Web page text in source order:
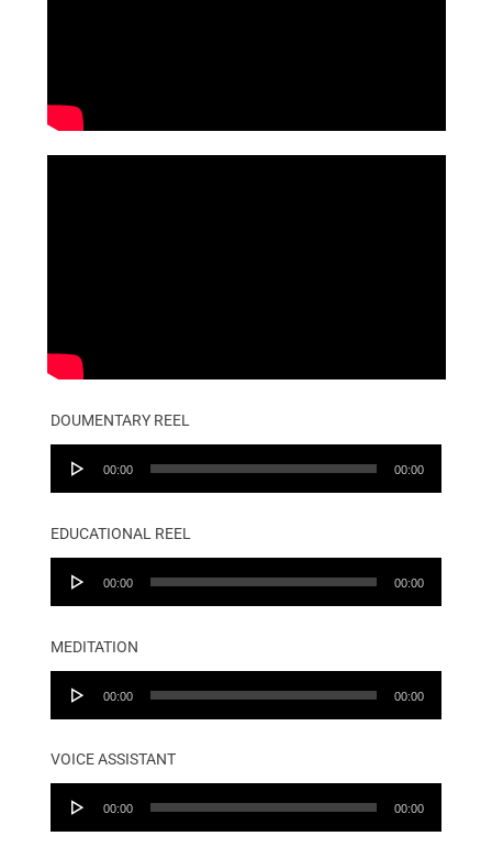
DOUMENTARY REEL
Audio
00:00 00:00
EDUCATIONAL REEL
Audio
00:00 00:00
MEDITATION
Audio
00:00 00:00
VOICE ASSISTANT
Audio
00:00 00:00